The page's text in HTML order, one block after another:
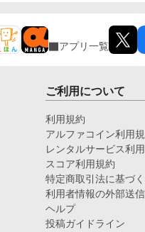
アプリ一覧
ご利用について
利用規約
アルファコイン利用
レンタルサービス利
スコア利用規約
特定商取引法に基づ
利用者情報の外部送
ヘルプ
投稿ガイドライン